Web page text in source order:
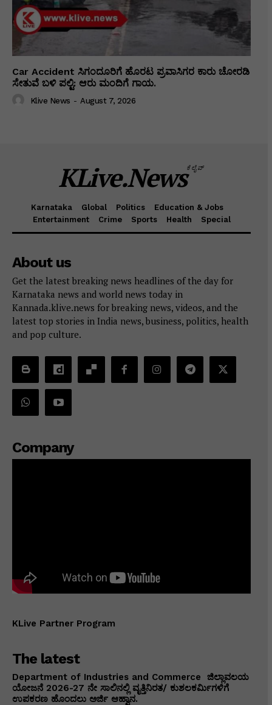
Car Accident ಸಿಗಂದೂರಿಗೆ ಹೊರಟ ಪ್ರವಾಸಿಗರ ಕಾರು ಚೋರಡಿ
ಸೇತುವೆ ಬಳಿ ಪಲ್ಟಿ: ಆರು ಮಂದಿಗೆ ಗಾಯ.
Klive News - August 7, 2026
KLive.Newsಕೆಲೈವ್
Karnataka Global Politics
Education & Jobs
Entertainment
Crime Sports Health Special
About us
Get the latest breaking news headlines of the day for
Karnataka news and world news today in
Kannada.klive.news for breaking news, videos, and the
latest top stories in India news, business, politics, health
and pop culture.
Company
KLive Partner Program
The latest
Department of Industries and Commerce ಜಿಲ್ಲಾವಲಯ
ಯೋಜನೆ 2026-27 ನೇ ಸಾಲಿನಲ್ಲಿ ವೃತ್ತಿನಿರತ/ ಕುಶಲಕರ್ಮಿಗಳಿಗೆ
ಉಪಕರಣ ಹೊಂದಲು ಅರ್ಜಿ ಆಹ್ವಾನ.